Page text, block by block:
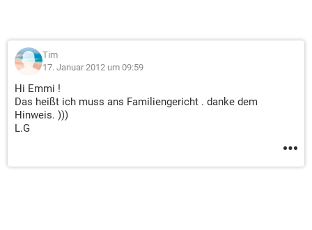
Tim
17. Januar 2012 um 09:59
Hi Emmi !
Das heißt ich muss ans Familiengericht . danke dem
Hinweis. )))
L.G